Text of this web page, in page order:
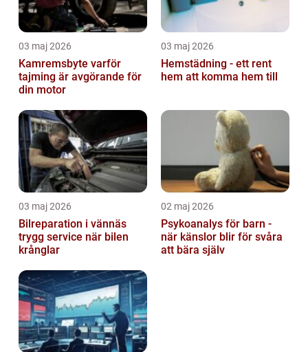
03 maj 2026
Kamremsbyte varför
tajming är avgörande för
din motor
03 maj 2026
Hemstädning - ett rent
hem att komma hem till
03 maj 2026
Bilreparation i vännäs
trygg service när bilen
krånglar
02 maj 2026
Psykoanalys för barn -
när känslor blir för svåra
att bära själv